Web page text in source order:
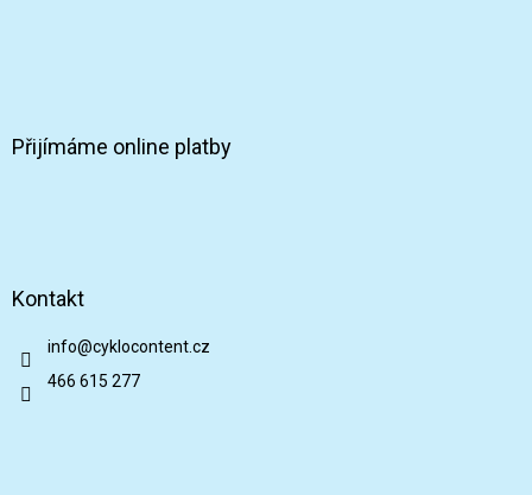
Přijímáme online platby
Kontakt
info@cyklocontent.cz
466 615 277